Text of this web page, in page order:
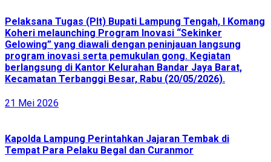
Pelaksana Tugas (Plt) Bupati Lampung Tengah, I Komang
Koheri melaunching Program Inovasi “Sekinker
Gelowing” yang diawali dengan peninjauan langsung
program inovasi serta pemukulan gong. Kegiatan
berlangsung di Kantor Kelurahan Bandar Jaya Barat,
Kecamatan Terbanggi Besar, Rabu (20/05/2026).
21 Mei 2026
Kapolda Lampung Perintahkan Jajaran Tembak di
Tempat Para Pelaku Begal dan Curanmor